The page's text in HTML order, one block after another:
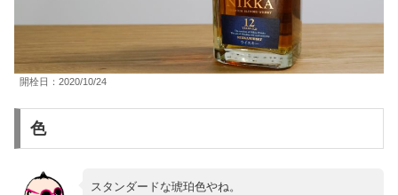
開栓日：2020/10/24
色
スタンダードな琥珀色やね。